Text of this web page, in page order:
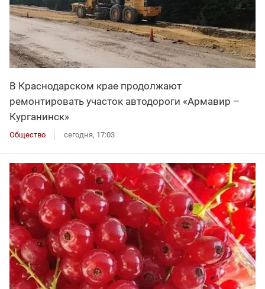
В Краснодарском крае продолжают
ремонтировать участок автодороги «Армавир –
Курганинск»
Общество сегодня, 17:03